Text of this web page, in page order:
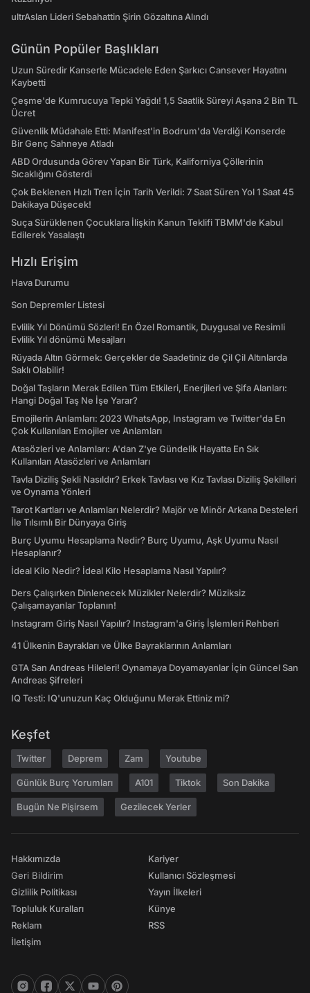
ultrAslan Lideri Sebahattin Şirin Gözaltına Alındı
Günün Popüler Başlıkları
Uzun Süredir Kanserle Mücadele Eden Şarkıcı Cansever Hayatını
Kaybetti
Çeşme'de Kumrucuya Tepki Yağdı! 1,5 Saatlik Süreyi Aşana 2 Bin TL
Ücret
Güvenlik Müdahale Etti: Manifest'in Bodrum'da Verdiği Konserde
Bir Genç Sahneye Atladı
ABD Ordusunda Görev Yapan Bir Türk, Kaliforniya Çöllerinin
Sıcaklığını Gösterdi
Çok Beklenen Hızlı Tren İçin Tarih Verildi: 7 Saat Süren Yol 1 Saat 45
Dakikaya Düşecek!
Suça Sürüklenen Çocuklara İlişkin Kanun Teklifi TBMM'de Kabul
Edilerek Yasalaştı
Hızlı Erişim
Hava Durumu
Son Depremler Listesi
Evlilik Yıl Dönümü Sözleri! En Özel Romantik, Duygusal ve Resimli
Evlilik Yıl dönümü Mesajları
Rüyada Altın Görmek: Gerçekler de Saadetiniz de Çil Çil Altınlarda
Saklı Olabilir!
Doğal Taşların Merak Edilen Tüm Etkileri, Enerjileri ve Şifa Alanları:
Hangi Doğal Taş Ne İşe Yarar?
Emojilerin Anlamları: 2023 WhatsApp, Instagram ve Twitter'da En
Çok Kullanılan Emojiler ve Anlamları
Atasözleri ve Anlamları: A'dan Z'ye Gündelik Hayatta En Sık
Kullanılan Atasözleri ve Anlamları
Tavla Diziliş Şekli Nasıldır? Erkek Tavlası ve Kız Tavlası Diziliş Şekilleri
ve Oynama Yönleri
Tarot Kartları ve Anlamları Nelerdir? Majör ve Minör Arkana Desteleri
İle Tılsımlı Bir Dünyaya Giriş
Burç Uyumu Hesaplama Nedir? Burç Uyumu, Aşk Uyumu Nasıl
Hesaplanır?
İdeal Kilo Nedir? İdeal Kilo Hesaplama Nasıl Yapılır?
Ders Çalışırken Dinlenecek Müzikler Nelerdir? Müziksiz
Çalışamayanlar Toplanın!
Instagram Giriş Nasıl Yapılır? Instagram'a Giriş İşlemleri Rehberi
41 Ülkenin Bayrakları ve Ülke Bayraklarının Anlamları
GTA San Andreas Hileleri! Oynamaya Doyamayanlar İçin Güncel San
Andreas Şifreleri
IQ Testi: IQ'unuzun Kaç Olduğunu Merak Ettiniz mi?
Keşfet
Twitter Deprem Zam Youtube
Günlük Burç Yorumları A101 Tiktok Son Dakika
Bugün Ne Pişirsem Gezilecek Yerler
Hakkımızda
Geri Bildirim
Gizlilik Politikası
Topluluk Kuralları
Reklam
İletişim
Kariyer
Kullanıcı Sözleşmesi
Yayın İlkeleri
Künye
RSS